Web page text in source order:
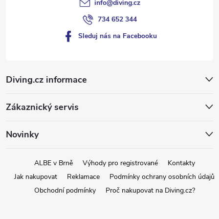
Diving.cz informace
Zákaznický servis
Novinky
info@diving.cz
734 652 344
Sleduj nás na Facebooku
ALBE v Brně Výhody pro registrované
Kontakty
Jak nakupovat
Reklamace
Podmínky ochrany osobních údajů
Obchodní podmínky
Proč nakupovat na Diving.cz?